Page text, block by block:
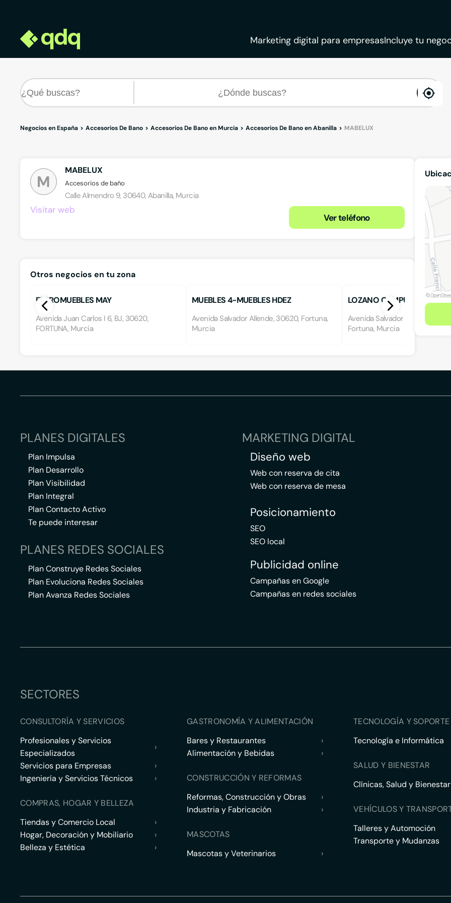
Marketing digital para empresasIncluye tu
Negocios en España Accesorios De Bano Accesorios De Bano en Murcia Accesorios De Bano en Abanilla MABELUX
M
MABELUX
Accesorios de baño
Calle Almendro 9, 30640, Abanilla, Murcia
Visitar web
Ver teléfono
Otros negocios en tu zona
FERROMUEBLES MAY
Avenida Juan Carlos I 6, BJ, 30620,
FORTUNA, Murcia
MUEBLES 4-MUEBLES HDEZ
Avenida Salvador Allende, 30620, Fortuna,
Murcia
LOZANO CAMPUZANO, B.
Avenida Salvador Allende 20,
Fortuna, Murcia
PLANES DIGITALES
Plan Impulsa
Plan Desarrollo
Plan Visibilidad
Plan Integral
Plan Contacto Activo
Te puede interesar
PLANES REDES SOCIALES
Plan Construye Redes Sociales
Plan Evoluciona Redes Sociales
Plan Avanza Redes Sociales
MARKETING DIGITAL
Diseño web
Web con reserva de cita
Web con reserva de mesa
Posicionamiento
SEO
SEO local
Publicidad online
Campañas en Google
Campañas en redes sociales
SECTORES
CONSULTORÍA Y SERVICIOS
Profesionales y Servicios
Especializados
›
Servicios para Empresas
›
Ingeniería y Servicios Técnicos
›
COMPRAS, HOGAR Y BELLEZA
Tiendas y Comercio Local
›
Hogar, Decoración y Mobiliario
›
Belleza y Estética
›
GASTRONOMÍA Y ALIMENTACIÓN
Bares y Restaurantes
›
Alimentación y Bebidas
›
CONSTRUCCIÓN Y REFORMAS
Reformas, Construcción y Obras
›
Industria y Fabricación
›
MASCOTAS
Mascotas y Veterinarios
›
TECNOLOGÍA Y
Tecnología e Informática
SALUD Y BIENESTAR
Clínicas, Salud y Bienestar
VEHÍCULOS Y
Talleres y Automoción
Transporte y Mudanzas